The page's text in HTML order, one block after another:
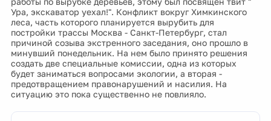
Ура, экскаватор уехал!". Конфликт вокруг Химкинского
леса, часть которого планируется вырубить для
постройки трассы Москва - Санкт-Петербург, стал
причиной созыва экстренного заседания, оно прошло в
минувший понедельник. На нем было принято решения
создать две специальные комиссии, одна из которых
будет заниматься вопросами экологии, а вторая -
предотвращением правонарушений и насилия. На
ситуацию это пока существенно не повлияло.